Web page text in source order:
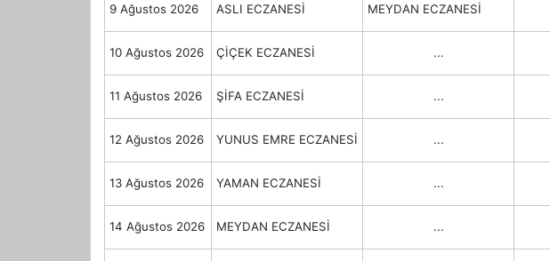
9 Ağustos 2026 ASLI ECZANESİ MEYDAN ECZANESİ
10 Ağustos 2026 ÇİÇEK ECZANESİ ...
11 Ağustos 2026 ŞİFA ECZANESİ ...
12 Ağustos 2026 YUNUS EMRE ECZANESİ ...
13 Ağustos 2026 YAMAN ECZANESİ ...
14 Ağustos 2026 MEYDAN ECZANESİ ...